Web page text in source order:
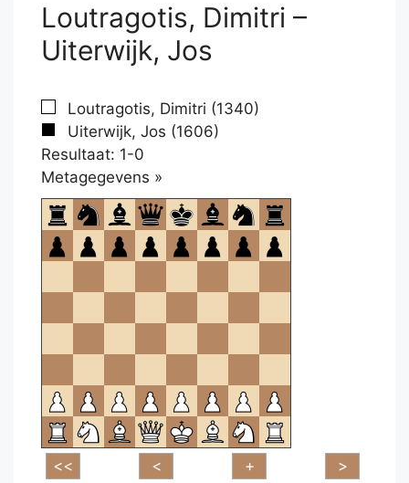
Loutragotis, Dimitri –
Uiterwijk, Jos
Loutragotis, Dimitri (1340)
Uiterwijk, Jos (1606)
Resultaat: 1-0
Metagegevens »
om
te
openen.